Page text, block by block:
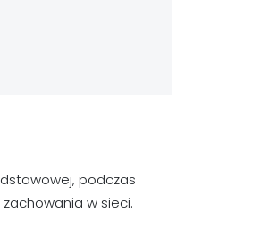
podczas
w sieci.